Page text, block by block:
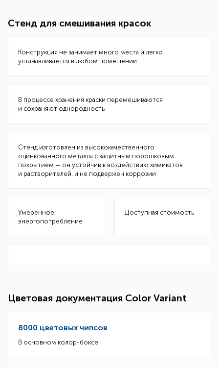
Стенд для смешивания красок
Конструкция не занимает много места и легко
устанавливается в любом помещении
В процессе хранения краски перемешиваются
и сохраняют однородность
Стенд изготовлен из высококачественного
оцинкованного металла с защитным порошковым
покрытием — он устойчив к воздействию химикатов
и растворителей, и не подвержен коррозии
Умеренное
энергопотребление
Доступная стоимость
Цветовая документация Color Variant
8000 цветовых чипсов
В основном колор-боксе